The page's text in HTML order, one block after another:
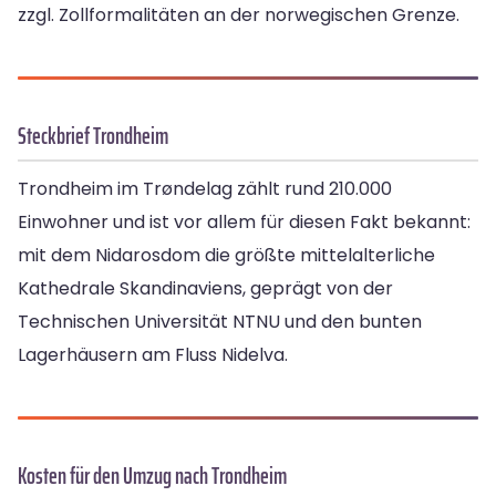
zzgl. Zollformalitäten an der norwegischen Grenze.
Steckbrief Trondheim
Trondheim im Trøndelag zählt rund 210.000
Einwohner und ist vor allem für diesen Fakt bekannt:
mit dem Nidarosdom die größte mittelalterliche
Kathedrale Skandinaviens, geprägt von der
Technischen Universität NTNU und den bunten
Lagerhäusern am Fluss Nidelva.
Kosten für den Umzug nach Trondheim